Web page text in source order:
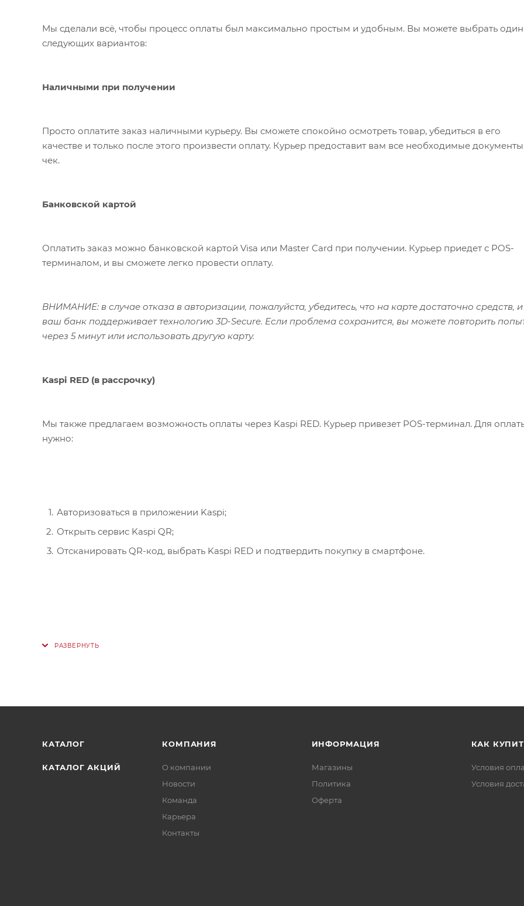
Мы сделали всё, чтобы процесс оплаты был максимально простым и удобным. Вы можете выбрать один
следующих вариантов:
Наличными при получении
Просто оплатите заказ наличными курьеру. Вы сможете спокойно осмотреть товар, убедиться в его
качестве и только после этого произвести оплату. Курьер предоставит вам все необходимые
чек.
Банковской картой
Оплатить заказ можно банковской картой Visa или Master Card при получении. Курьер приедет с POS-
терминалом, и вы сможете легко провести оплату.
ВНИМАНИЕ: в случае отказа в авторизации, пожалуйста, убедитесь, что на карте достаточно средств, и
ваш банк поддерживает технологию 3D-Secure. Если проблема сохранится, вы можете повторить
через 5 минут или использовать другую карту.
Kaspi RED (в рассрочку)
Мы также предлагаем возможность оплаты через Kaspi RED. Курьер привезет POS-терминал. Для
нужно:
Авторизоваться в приложении Kaspi;
Открыть сервис Kaspi QR;
Отсканировать QR-код, выбрать Kaspi RED и подтвердить покупку в смартфоне.
КАТАЛОГ
КАТАЛОГ АКЦИЙ
КОМПАНИЯ
О компании
Новости
Команда
Карьера
Контакты
ИНФОРМАЦИЯ
Магазины
Политика
Офертa
КАК
Условия
Условия